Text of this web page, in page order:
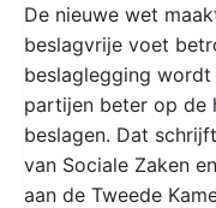
De nieuwe wet
beslagvrije voet
beslaglegging
partijen beter op de
beslagen. Dat
van Sociale Zaken
aan de Tweede